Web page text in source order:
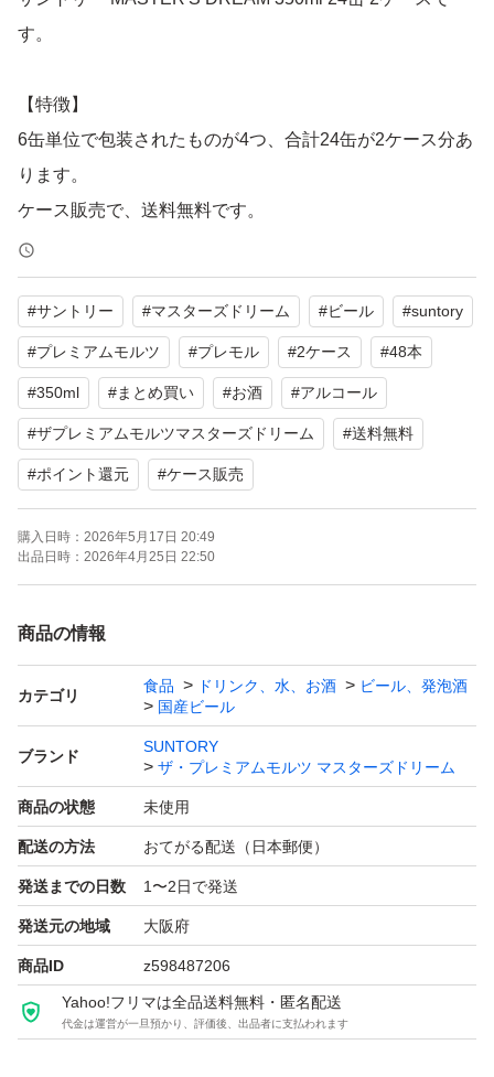
す。
【特徴】
6缶単位で包装されたものが4つ、合計24缶が2ケース分あ
ります。
ケース販売で、送料無料です。
【表記・型番】
BMEB6
賞味期限: 2026.11
製造: 2026.03
2ケースをまとめて発送します。
配送中にケースや缶が凹んだり破損する可能性があります
ので、予めご理解ご了承頂ける方でお願いいたします。
日本郵便は日時の指定が出来ませんので、ご理解の程よろ
#サントリー #マスターズドリーム #ビール #suntory
#プレミアムモルツ #プレモル #2ケース #48本
#350ml #まとめ買い #お酒 #アルコール
#ザプレミアムモルツマスターズドリーム #送料無料
#ポイント還元 #ケース販売
購入日時： 2026年5月17日 20:49
出品日時： 2026年4月25日 22:50
商品の情報
カテゴリ
食品 ドリンク、水、お酒
ビール、発泡酒
国産ビール
ブランド
SUNTORY
ザ・プレミアムモルツ マスターズドリーム
商品の状態 未使用
配送の方法 おてがる配送（日本郵便）
発送までの日数 1〜2日で発送
発送元の地域 大阪府
商品ID z598487206
Yahoo!フリマは全品送料無料・匿名配送
代金は運営が一旦預かり、評価後、出品者に支払われます